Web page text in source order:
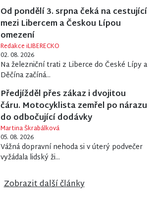
Od pondělí 3. srpna čeká na cestující
mezi Libercem a Českou Lípou
omezení
Redakce iLIBERECKO
02. 08. 2026
Na železniční trati z Liberce do České Lípy a
Děčína začíná...
Předjížděl přes zákaz i dvojitou
čáru. Motocyklista zemřel po nárazu
do odbočující dodávky
Martina Škrabálková
05. 08. 2026
Vážná dopravní nehoda si v úterý podvečer
vyžádala lidský ži...
Zobrazit další články